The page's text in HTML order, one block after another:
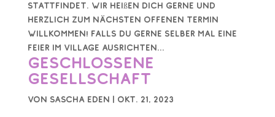
stattfindet. Wir heißen dich gerne und
herzlich zum nächsten offenen Termin
willkommen! Falls du gerne selber mal eine
Feier im Village ausrichten...
Geschlossene
Gesellschaft
von Sascha Eden | Okt. 21, 2023